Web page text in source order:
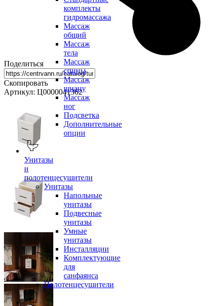
комплекты
гидромассажа
Массаж
общий
Массаж
тела
Массаж
спины
Массаж
шиацу
Массаж
ног
Подсветка
Дополнительные
опции
Унитазы
и
полотенцесушители
Унитазы
Напольные
унитазы
Подвесные
унитазы
Умные
унитазы
Инсталляции
Комплектующие
для
санфаянса
Полотенцесушители
Поделиться
Скопировать
Артикул: Ц0000041362